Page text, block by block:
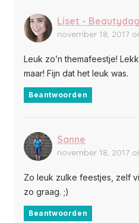
Liset -
november 18, 2017
Leuk zo’n themafeestje!
maar! Fijn dat het leuk was.
Beantwoorden
Sanne
november 18, 2017
Zo leuk zulke feestjes, zelf
zo graag. ;)
Beantwoorden